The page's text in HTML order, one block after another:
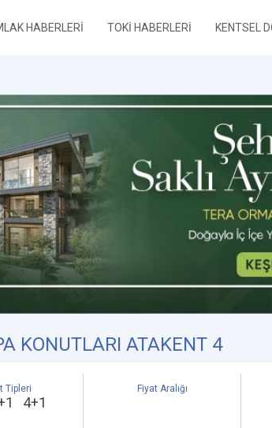
HABERLERİ TOKİ HABERLERİ KENTSEL
KONUTLARI ATAKENT 4
Tipleri
4+1
Fiyat Aralığı